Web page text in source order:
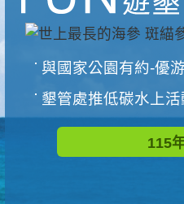
與國家公園有約-優
墾管處推低碳水上活動
115